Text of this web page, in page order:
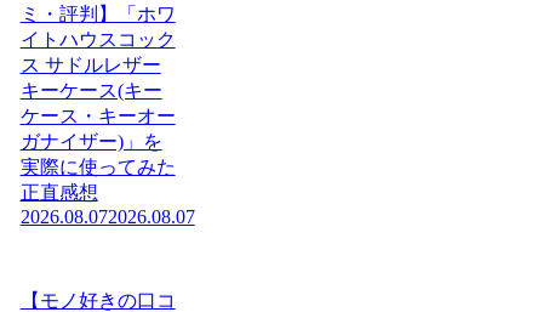
ミ・評判】「ホワ
イトハウスコック
ス サドルレザー
キーケース(キー
ケース・キーオー
ガナイザー)」を
実際に使ってみた
正直感想
2026.08.072026.08.07
【モノ好きの口コ